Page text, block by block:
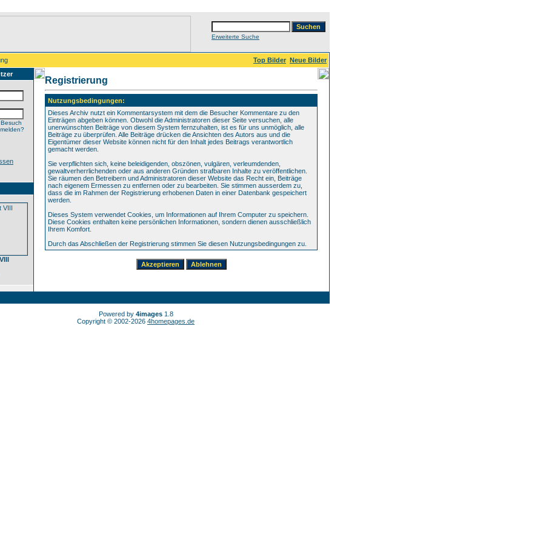
Erweiterte Suche
Top Bilder Neue Bilder
Registrierung
Nutzungsbedingungen:
Dieses Archiv nutzt ein Kommentarsystem mit dem die Besucher Kommentare zu den
Einträgen abgeben können. Obwohl die Administratoren dieser Seite versuchen, alle
unerwünschten Beiträge von diesem System fernzuhalten, ist es für uns unmöglich, alle
Beiträge zu überprüfen. Alle Beiträge drücken die Ansichten des Autors aus und die
Eigentümer dieser Website können nicht für den Inhalt jedes Beitrags verantwortlich
gemacht werden.
Sie verpflichten sich, keine beleidigenden, obszönen, vulgären, verleumdenden,
gewaltverherrlichenden oder aus anderen Gründen strafbaren Inhalte zu veröffentlichen.
Sie räumen den Betreibern und Administratoren dieser Website das Recht ein, Beiträge
nach eigenem Ermessen zu entfernen oder zu bearbeiten. Sie stimmen ausserdem zu,
dass die im Rahmen der Registrierung erhobenen Daten in einer Datenbank gespeichert
werden.
Dieses System verwendet Cookies, um Informationen auf Ihrem Computer zu speichern.
Diese Cookies enthalten keine persönlichen Informationen, sondern dienen ausschließlich
Ihrem Komfort.
Durch das Abschließen der Registrierung stimmen Sie diesen Nutzungsbedingungen zu.
Powered by 4images1.8
Copyright © 2002-2026 4homepages.de